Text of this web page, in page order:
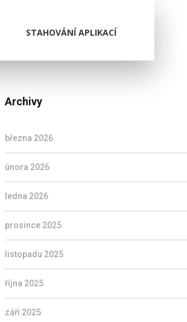
STAHOVÁNÍ APLIKACÍ
Archivy
března 2026
února 2026
ledna 2026
prosince 2025
listopadu 2025
října 2025
září 2025